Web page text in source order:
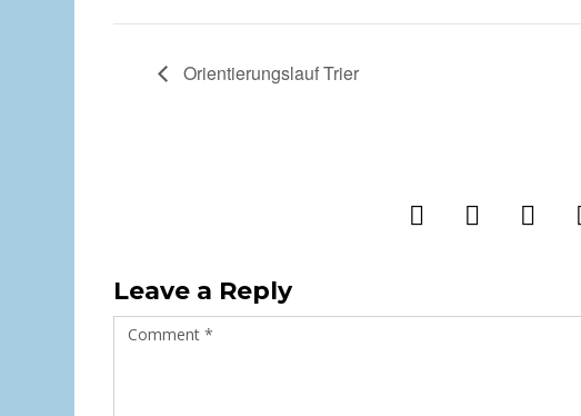
Orientierungslauf Trier
Leave a Reply